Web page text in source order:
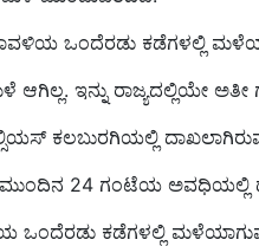
ಒಂದೆರಡು ಕಡೆಗಳಲ್ಲಿ
ಇನ್ನು ರಾಜ್ಯದಲ್ಲಿಯೇ ಅತೀ
ಕಲಬುರಗಿಯಲ್ಲಿ
ಮುಂದಿನ 24 ಗಂಟೆಯ ಅವಧಿಯಲ್ಲಿ
ಒಂದೆರಡು ಕಡೆಗಳಲ್ಲಿ